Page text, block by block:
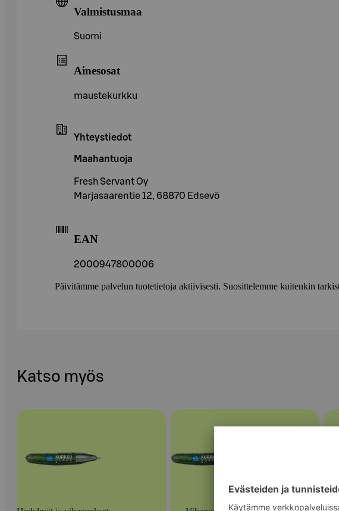
Valmistusmaa
Suomi
Ainesosat
maustekurkku
Yhteystiedot
Maahantuoja
Fresh Servant Oy
Marjasaarentie 12, 68870 Edsevö
EAN
2000947800006
Päivitämme palvelun tuotetietoja aktiivisesti. Suosittelemme kuitenkin
Katso myös